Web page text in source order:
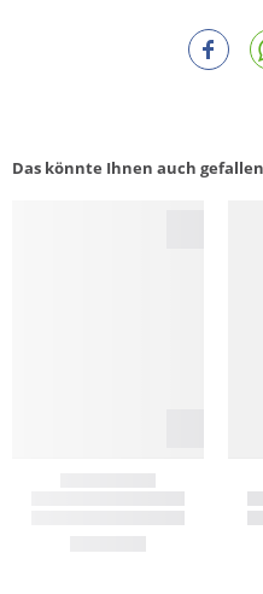
Das könnte Ihnen auch gefallen